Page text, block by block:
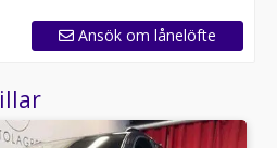
Ansök om lånelöfte